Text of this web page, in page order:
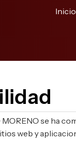
Inicio
MORENO se ha
web y